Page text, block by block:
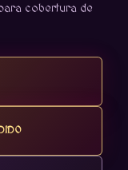
cobertura de